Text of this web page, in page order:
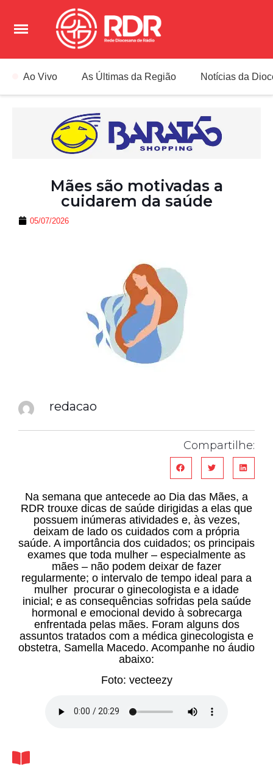
Ao Vivo As Últimas da Região Notícias da
Mães são motivadas a
cuidarem da saúde
05/07/2026
redacao
Compartilhe:
Na semana que antecede ao Dia das Mães, a
RDR trouxe dicas de saúde dirigidas a elas que
possuem inúmeras atividades e, às vezes,
deixam de lado os cuidados com a própria
saúde. A importância dos cuidados; os principais
exames que toda mulher – especialmente as
mães – não podem deixar de fazer
regularmente; o intervalo de tempo ideal para a
mulher procurar o ginecologista e a idade
inicial; e as consequências sofridas pela saúde
hormonal e emocional devido à sobrecarga
enfrentada pelas mães. Foram alguns dos
assuntos tratados com a médica ginecologista e
obstetra, Samella Macedo. Acompanhe no áudio
abaixo:
Foto: vecteezy